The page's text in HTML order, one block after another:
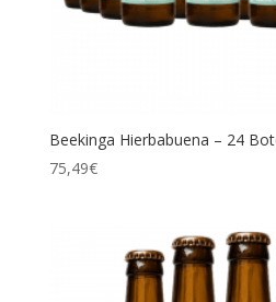
Beekinga Hierbabuena – 24
75,49€